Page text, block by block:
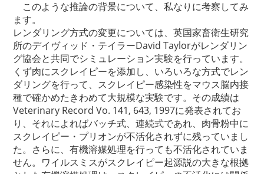
このような推論の背景について、私なりに考察してみ
ます。
レンダリング方式の変更については、英国家畜衛生研究
所のデイヴィッド・テイラーDavid Taylorがレンダリン
グ協会と共同でシミュレーション実験を行っています。
くず肉にスクレイピーを添加し、いろいろな方式でレン
ダリングを行って、スクレイピー感染性をマウス脳内接
種で確かめたきわめて大規模な実験です。その成績は
Veterinary Record Vo. 141, 643, 1997に発表されてお
り、それによればバッチ式、連続式であれ、肉骨粉中に
スクレイピー・プリオンが不活化されずに残っていまし
た。さらに、有機溶媒処理を行っても不活化されていま
せん。ワイルスミスがスクレイピー起源説の大きな根拠